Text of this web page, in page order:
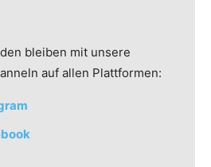
bleiben mit unsere
auf allen Plattformen: